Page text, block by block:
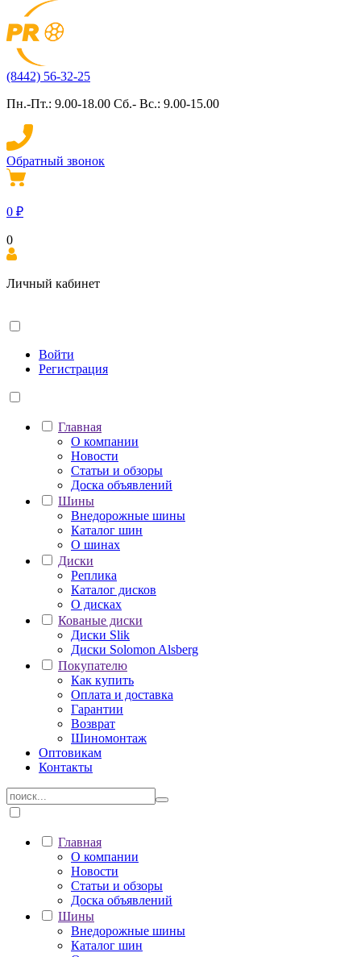
(8442) 56-32-25
Пн.-Пт.: 9.00-18.00 Сб.- Вс.: 9.00-15.00
Обратный звонок
0 ₽
0
Личный кабинет
Войти
Регистрация
Главная
О компании
Новости
Статьи и обзоры
Доска объявлений
Шины
Внедорожные шины
Каталог шин
О шинах
Диски
Реплика
Каталог дисков
О дисках
Кованые диски
Диски Slik
Диски Solomon Alsberg
Покупателю
Как купить
Оплата и доставка
Гарантии
Возврат
Шиномонтаж
Оптовикам
Контакты
Главная
О компании
Новости
Статьи и обзоры
Доска объявлений
Шины
Внедорожные шины
Каталог шин